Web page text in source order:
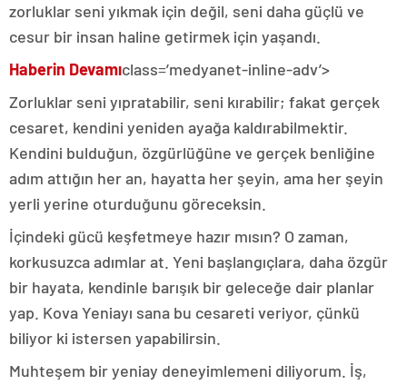
zorluklar seni yıkmak için değil, seni daha güçlü ve
cesur bir insan haline getirmek için yaşandı.
Haberin Devamıclass=’medyanet-inline-adv’>
Zorluklar seni yıpratabilir, seni kırabilir; fakat gerçek
cesaret, kendini yeniden ayağa kaldırabilmektir.
Kendini bulduğun, özgürlüğüne ve gerçek benliğine
adım attığın her an, hayatta her şeyin, ama her şeyin
yerli yerine oturduğunu göreceksin.
İçindeki gücü keşfetmeye hazır mısın? O zaman,
korkusuzca adımlar at. Yeni başlangıçlara, daha özgür
bir hayata, kendinle barışık bir geleceğe dair planlar
yap. Kova Yeniayı sana bu cesareti veriyor, çünkü
biliyor ki istersen yapabilirsin.
Muhteşem bir yeniay deneyimlemeni diliyorum. İş,